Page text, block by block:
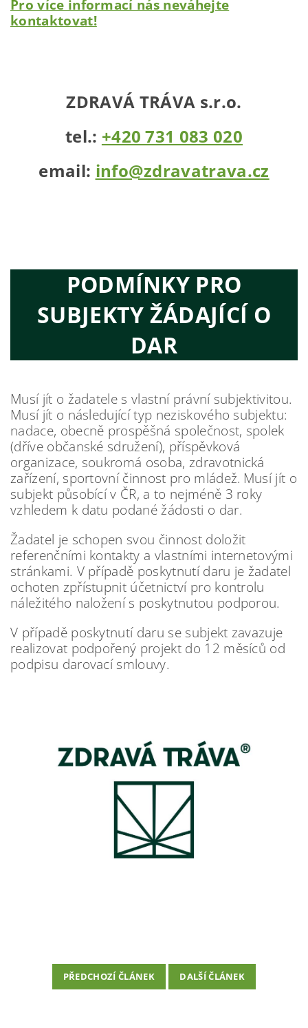
Pro více informací nás neváhejte
kontaktovat!
ZDRAVÁ TRÁVA s.r.o.
tel.: +420 731 083 020
email: info@zdravatrava.cz
PODMÍNKY PRO
SUBJEKTY ŽÁDAJÍCÍ O
DAR
Musí jít o žadatele s vlastní právní subjektivitou.
Musí jít o následující typ neziskového subjektu:
nadace, obecně prospěšná společnost, spolek
(dříve občanské sdružení), příspěvková
organizace, soukromá osoba, zdravotnická
zařízení, sportovní činnost pro mládež. Musí jít o
subjekt působící v ČR, a to nejméně 3 roky
vzhledem k datu podané žádosti o dar.
Žadatel je schopen svou činnost doložit
referenčními kontakty a vlastními internetovými
stránkami. V případě poskytnutí daru je žadatel
ochoten zpřístupnit účetnictví pro kontrolu
náležitého naložení s poskytnutou podporou.
V případě poskytnutí daru se subjekt zavazuje
realizovat podpořený projekt do 12 měsíců od
podpisu darovací smlouvy.
PŘEDCHOZÍ ČLÁNEK DALŠÍ ČLÁNEK